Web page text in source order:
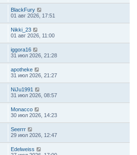
BlackFury
01 авг 2026, 17:51
Nikki_23
01 авг 2026, 11:00
iggora16
31 июл 2026, 21:28
apotheke
31 июл 2026, 21:27
NiJu1991
31 июл 2026, 08:57
Monacco
30 июл 2026, 14:23
Seerrr
29 июл 2026, 12:47
Edelweiss